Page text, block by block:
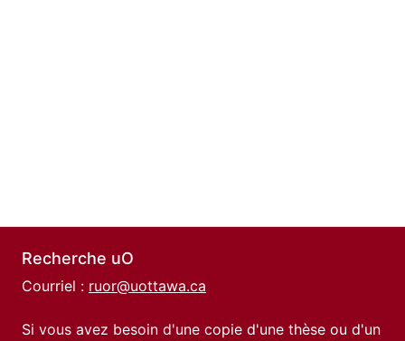
Recherche uO
Courriel : ruor@uottawa.ca
Si vous avez besoin d'une copie d'une thèse ou d'un